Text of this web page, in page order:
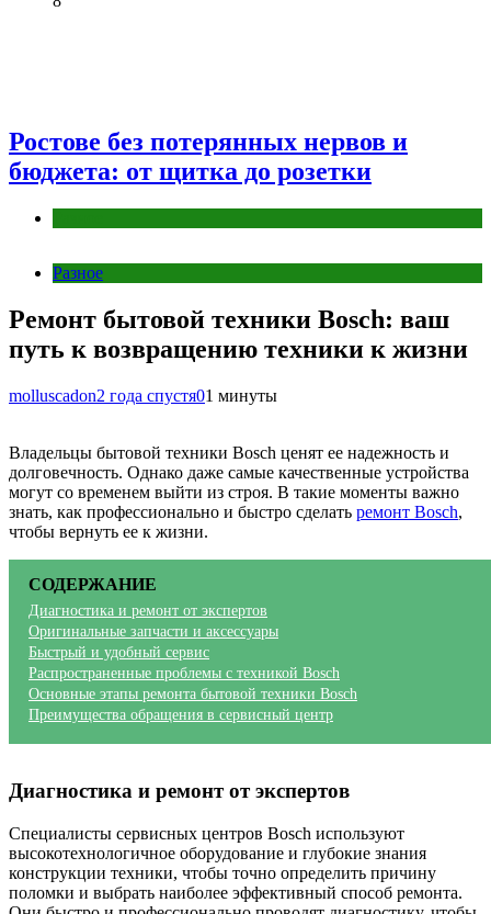
Ростове без потерянных нервов и
бюджета: от щитка до розетки
Разное
Ремонт бытовой техники Bosch: ваш
путь к возвращению техники к жизни
molluscadon2 года спустя01 минуты
Владельцы бытовой техники Bosch ценят ее надежность и
долговечность. Однако даже самые качественные устройства
могут со временем выйти из строя. В такие моменты важно
знать, как профессионально и быстро сделать ремонт Bosch,
чтобы вернуть ее к жизни.
СОДЕРЖАНИЕ
Диагностика и ремонт от экспертов
Оригинальные запчасти и аксессуары
Быстрый и удобный сервис
Распространенные проблемы с техникой Bosch
Основные этапы ремонта бытовой техники Bosch
Преимущества обращения в сервисный центр
Диагностика и ремонт от экспертов
Специалисты сервисных центров Bosch используют
высокотехнологичное оборудование и глубокие знания
конструкции техники, чтобы точно определить причину
поломки и выбрать наиболее эффективный способ ремонта.